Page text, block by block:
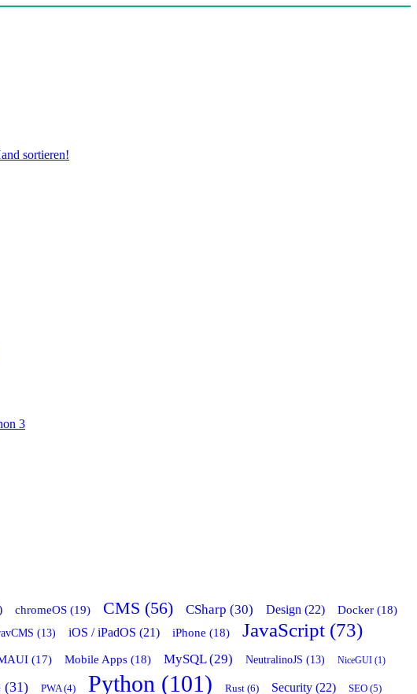
sortieren!
3
chromeOS (19) CMS (56) CSharp (30) Design (22) Docker (18)
(13) iOS / iPadOS (21) iPhone (18) JavaScript (73)
(17) Mobile Apps (18) MySQL (29) NeutralinoJS (13) NiceGUI (1)
(31) PWA (4) Python (101) Rust (6) Security (22) SEO (5)